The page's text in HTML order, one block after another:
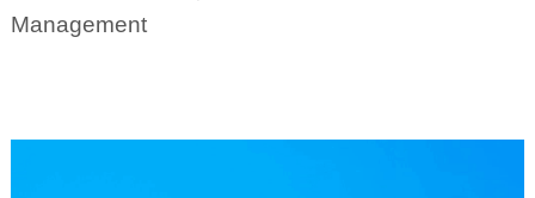
Management